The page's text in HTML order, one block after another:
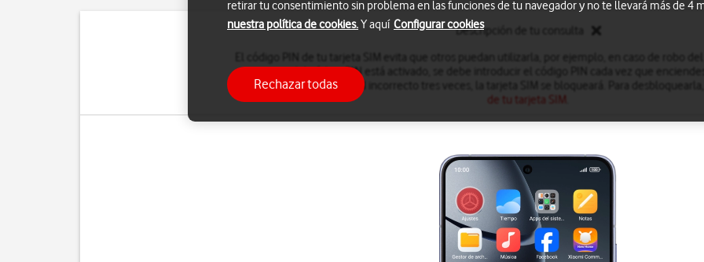
Descripción de tu consulta
del código PIN está activado, se debe introducir el código PIN cada vez que
Si introduces un código PIN incorrecto tres veces, la tarjeta SIM se bloqueará. Para
de tu tarjeta SIM
retirar tu consentimiento sin problema en las funciones de tu navegador y no te llevará más de 4
nuestra política de cookies.Y aquí Configurar cookies
Rechazar todas